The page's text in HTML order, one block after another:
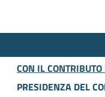
CON IL CONTRIBUTO
PRESIDENZA DEL